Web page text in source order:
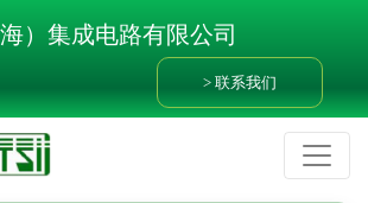
）集成电路有限公司
联系我们